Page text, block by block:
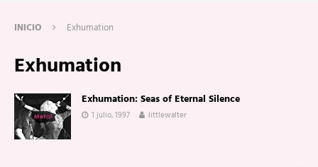
INICIO Exhumation
Exhumation
Exhumation: Seas of Eternal Silence
1 julio, 1997 littlewalter